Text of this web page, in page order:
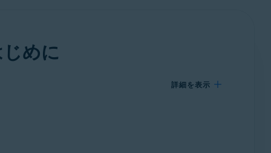
めに
詳細を表示